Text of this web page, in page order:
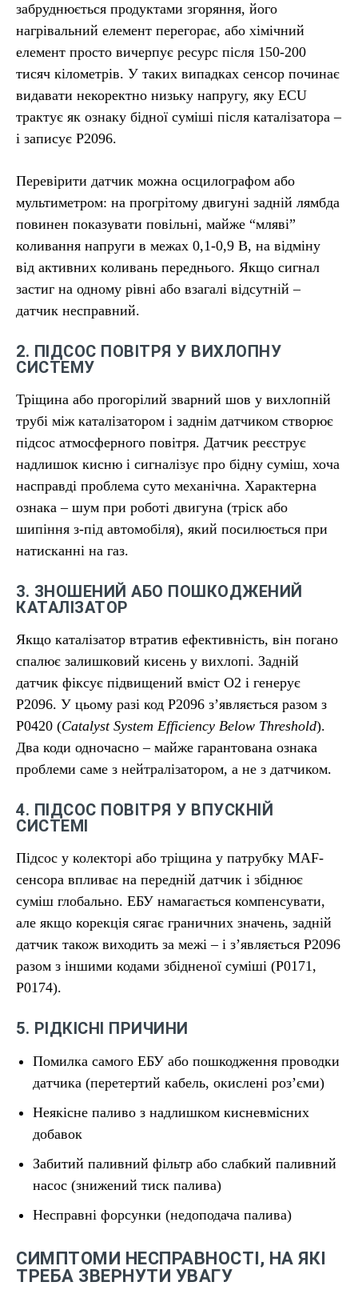
забруднюється продуктами згоряння, його
нагрівальний елемент перегорає, або хімічний
елемент просто вичерпує ресурс після 150-200
тисяч кілометрів. У таких випадках сенсор починає
видавати некоректно низьку напругу, яку ECU
трактує як ознаку бідної суміші після каталізатора –
і записує P2096.
Перевірити датчик можна осцилографом або
мультиметром: на прогрітому двигуні задній лямбда
повинен показувати повільні, майже “мляві”
коливання напруги в межах 0,1-0,9 В, на відміну
від активних коливань переднього. Якщо сигнал
застиг на одному рівні або взагалі відсутній –
датчик несправний.
2. ПІДСОС ПОВІТРЯ У ВИХЛОПНУ
СИСТЕМУ
Тріщина або прогорілий зварний шов у вихлопній
трубі між каталізатором і заднім датчиком створює
підсос атмосферного повітря. Датчик реєструє
надлишок кисню і сигналізує про бідну суміш, хоча
насправді проблема суто механічна. Характерна
ознака – шум при роботі двигуна (тріск або
шипіння з-під автомобіля), який посилюється при
натисканні на газ.
3. ЗНОШЕНИЙ АБО ПОШКОДЖЕНИЙ
КАТАЛІЗАТОР
Якщо каталізатор втратив ефективність, він погано
спалює залишковий кисень у вихлопі. Задній
датчик фіксує підвищений вміст O2 і генерує
P2096. У цьому разі код P2096 з’являється разом з
P0420 (Catalyst System Efficiency Below Threshold).
Два коди одночасно – майже гарантована ознака
проблеми саме з нейтралізатором, а не з датчиком.
4. ПІДСОС ПОВІТРЯ У ВПУСКНІЙ
СИСТЕМІ
Підсос у колекторі або тріщина у патрубку MAF-
сенсора впливає на передній датчик і збіднює
суміш глобально. ЕБУ намагається компенсувати,
але якщо корекція сягає граничних значень, задній
датчик також виходить за межі – і з’являється P2096
разом з іншими кодами збідненої суміші (P0171,
P0174).
5. РІДКІСНІ ПРИЧИНИ
Помилка самого ЕБУ або пошкодження проводки
датчика (перетертий кабель, окислені роз’єми)
Неякісне паливо з надлишком кисневмісних
добавок
Забитий паливний фільтр або слабкий паливний
насос (знижений тиск палива)
Несправні форсунки (недоподача палива)
СИМПТОМИ НЕСПРАВНОСТІ, НА ЯКІ
ТРЕБА ЗВЕРНУТИ УВАГУ